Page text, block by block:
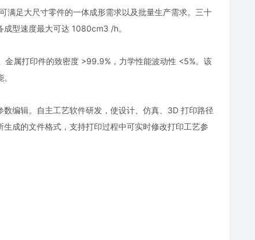
足大尺寸零件的一体成形需求以及批量生产需求。三十
型速度最大可达 1080cm3 /h。
金属打印件的致密度 >99.9%，力学性能波动性 <5%。该
编辑。自主工艺软件研发，使设计、仿真、3D 打印路径
成的文件格式，支持打印过程中可实时修改打印工艺参